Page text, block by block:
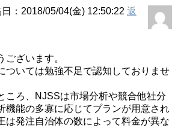
：2018/05/04(金) 12:50:22 返
ございます。
ついては勉強不足で認知しておりませ
ころ、NJSSは市場分析や競合他社分
機能の多寡に応じてプランが用意され
は発注自治体の数によって料金が異な